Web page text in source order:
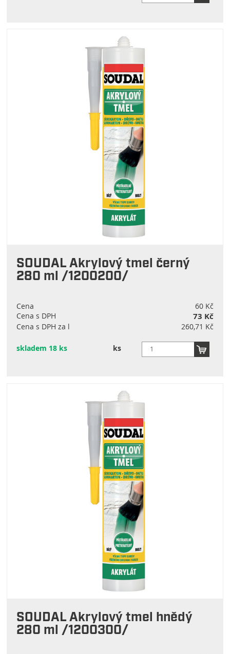
SOUDAL Akrylový tmel černý
280 ml /1200200/
Cena
60 Kč
Cena s DPH
73 Kč
Cena s DPH za l 260,71 Kč
skladem 18 ks ks
SOUDAL Akrylový tmel hnědý
280 ml /1200300/